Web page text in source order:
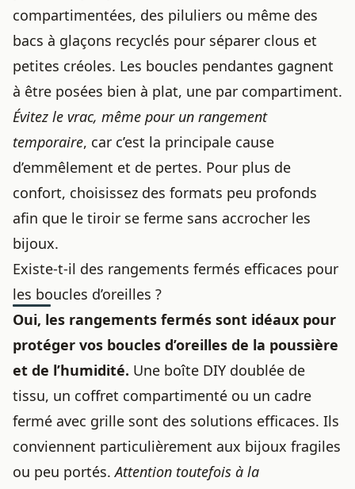
compartimentées, des piluliers ou même des
bacs à glaçons recyclés pour séparer clous et
petites créoles. Les boucles pendantes gagnent
à être posées bien à plat, une par compartiment.
Évitez le vrac, même pour un rangement
temporaire, car c’est la principale cause
d’emmêlement et de pertes. Pour plus de
confort, choisissez des formats peu profonds
afin que le tiroir se ferme sans accrocher les
bijoux.
Existe-t-il des rangements fermés efficaces pour
les boucles d’oreilles ?
Oui, les rangements fermés sont idéaux pour
protéger vos boucles d’oreilles de la poussière
et de l’humidité. Une boîte DIY doublée de
tissu, un coffret compartimenté ou un cadre
fermé avec grille sont des solutions efficaces. Ils
conviennent particulièrement aux bijoux fragiles
ou peu portés.Attention toutefois à la